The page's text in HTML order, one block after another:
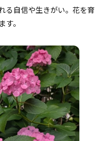
る自信や生きがい。花を育
。